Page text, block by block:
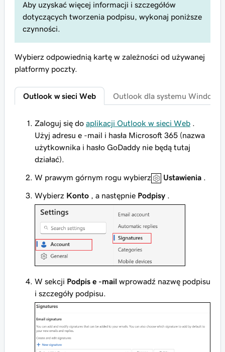
Aby uzyskać więcej informacji i szczegółów
dotyczących tworzenia podpisu, wykonaj poniższe
czynności.
Wybierz odpowiednią kartę w zależności od używanej
platformy poczty.
Outlook w sieci Web Outlook dla systemu Windows
Zaloguj się do aplikacji Outlook w sieci Web
Użyj adresu e -mail i hasła Microsoft 365 (nazwa
użytkownika i hasło GoDaddy nie będą tutaj
działać).
W prawym górnym rogu wybierz Ustawienia
Wybierz Konto , a następnie Podpisy
W sekcji Podpis e -mail wprowadź nazwę podpisu
i szczegóły podpisu.